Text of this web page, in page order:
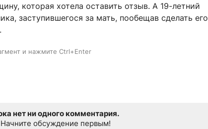
которая хотела оставить отзыв. А 19-летний
заступившегося за мать, пообещав сделать его
и нажмите Ctrl+Enter
нет ни одного комментария.
Начните обсуждение первым!